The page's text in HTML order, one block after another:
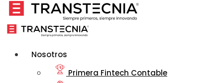
Nosotros
Primera Fintech Contable